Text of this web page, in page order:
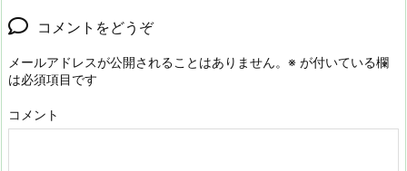
コメントをどうぞ
メールアドレスが公開されることはありません。 ※ が付いている欄
は必須項目です
コメント